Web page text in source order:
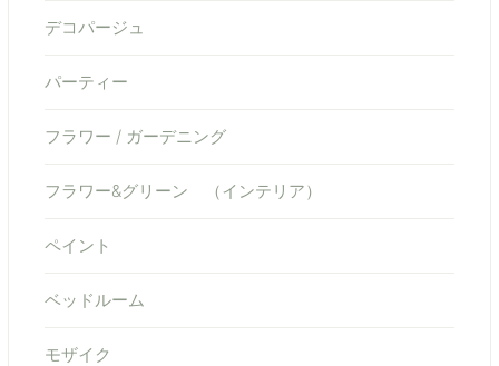
デコパージュ
パーティー
フラワー / ガーデニング
フラワー&グリーン （インテリア）
ペイント
ベッドルーム
モザイク